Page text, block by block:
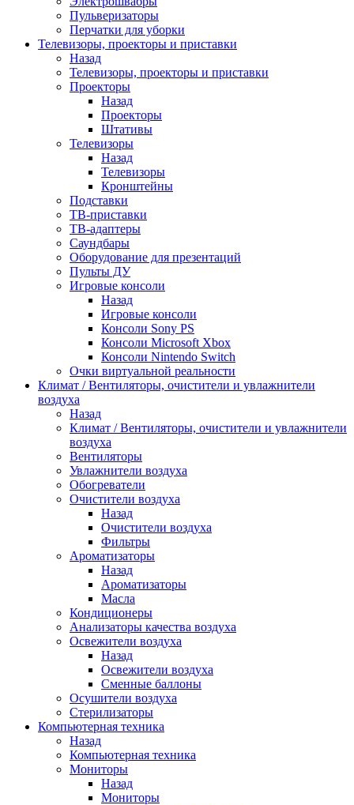
Пульверизаторы
Перчатки для уборки
Телевизоры, проекторы и приставки
Назад
Телевизоры, проекторы и приставки
Проекторы
Назад
Проекторы
Штативы
Телевизоры
Назад
Телевизоры
Кронштейны
Подставки
ТВ-приставки
ТВ-адаптеры
Саундбары
Оборудование для презентаций
Пульты ДУ
Игровые консоли
Назад
Игровые консоли
Консоли Sony PS
Консоли Microsoft Xbox
Консоли Nintendo Switch
Очки виртуальной реальности
Климат / Вентиляторы, очистители и увлажнители
воздуха
Назад
Климат / Вентиляторы, очистители и увлажнители
воздуха
Вентиляторы
Увлажнители воздуха
Обогреватели
Очистители воздуха
Назад
Очистители воздуха
Фильтры
Ароматизаторы
Назад
Ароматизаторы
Масла
Кондиционеры
Анализаторы качества воздуха
Освежители воздуха
Назад
Освежители воздуха
Сменные баллоны
Осушители воздуха
Стерилизаторы
Компьютерная техника
Назад
Компьютерная техника
Мониторы
Назад
Мониторы